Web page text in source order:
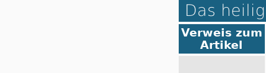
Das
Verweis zum
Artikel